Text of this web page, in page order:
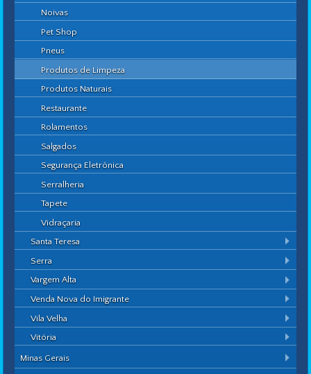
Noivas
Pet Shop
Pneus
Produtos de Limpeza
Produtos Naturais
Restaurante
Rolamentos
Salgados
Segurança Eletrônica
Serralheria
Tapete
Vidraçaria
Santa Teresa
Serra
Vargem Alta
Venda Nova do Imigrante
Vila Velha
Vitória
Minas Gerais